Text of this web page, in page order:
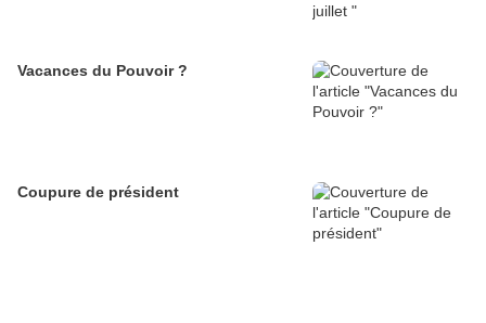
Vacances du Pouvoir ?
Coupure de président